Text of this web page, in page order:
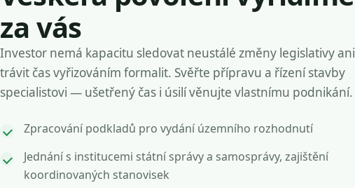
za vás
Investor nemá kapacitu sledovat neustálé změny legislativy ani
trávit čas vyřizováním formalit. Svěřte přípravu a řízení stavby
specialistovi — ušetřený čas i úsilí věnujte vlastnímu podnikání.
Zpracování podkladů pro vydání územního rozhodnutí
Jednání s institucemi státní správy a samosprávy, zajištění
koordinovaných stanovisek